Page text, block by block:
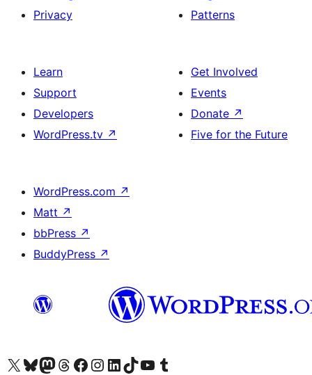
Privacy
Patterns
Learn
Support
Developers
WordPress.tv ↗
Get Involved
Events
Donate ↗
Five for the Future
WordPress.com ↗
Matt ↗
bbPress ↗
BuddyPress ↗
Visit our X (formerly Twitter) account
ہمارے بلیواسکائی اکاؤنٹ پر جائیں
Visit our Mastodon account
ہمارے ٹھریڈز اکاؤنٹ پر جائیں
Visit our Facebook page
Visit our Instagram account
Visit our LinkedIn account
ہمارے ٹک ٹاک اکاؤنٹ پر جائیں
Visit our YouTube channel
ہمارے ٹمبلر اکاؤنٹ پر جائیں